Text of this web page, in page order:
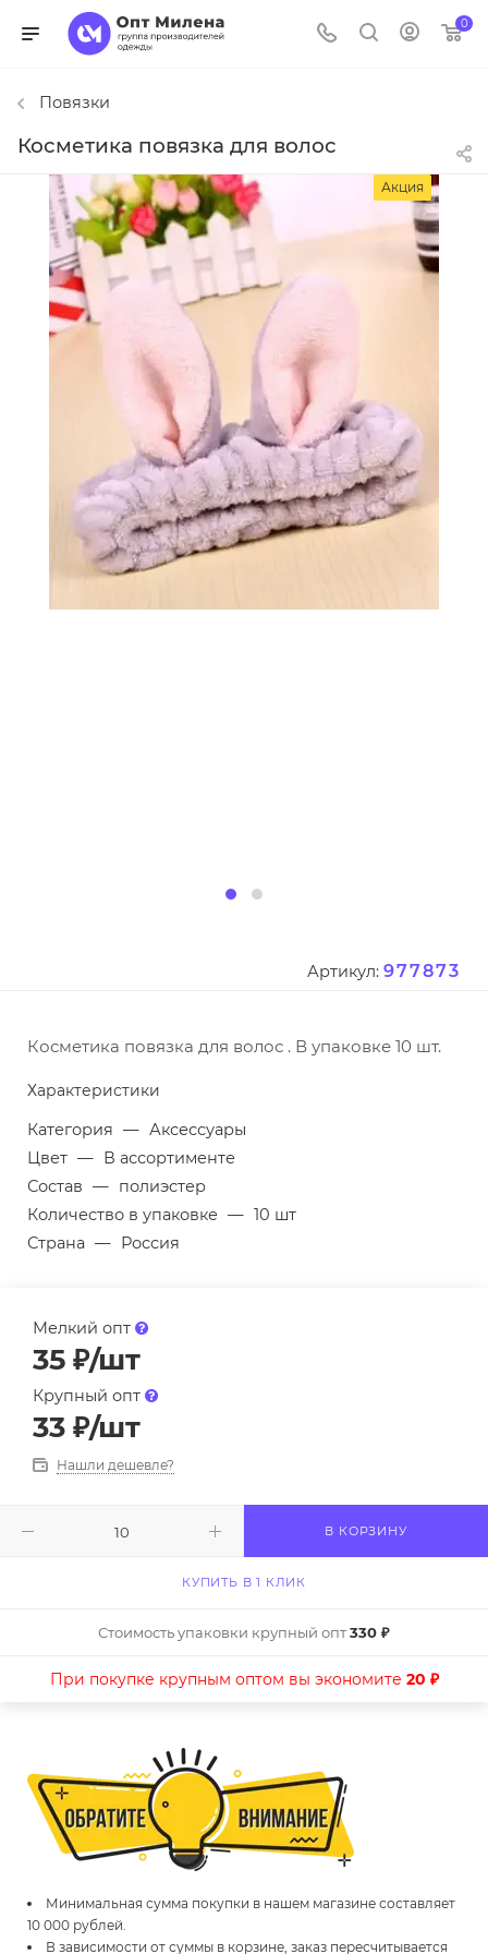
0
Повязки
Косметика повязка для волос
Акция
Артикул: 977873
Косметика повязка для волос . В упаковке 10 шт.
Характеристики
Категория — Аксессуары
Цвет — В ассортименте
Состав — полиэстер
Количество в упаковке — 10 шт
Страна — Россия
Мелкий опт
35 ₽/шт
Крупный опт
33 ₽/шт
Нашли дешевле?
В КОРЗИНУ
КУПИТЬ В 1 КЛИК
Стоимость упаковки крупный опт330 ₽
При покупке крупным оптом вы экономите 20 ₽
Минимальная сумма покупки в нашем магазине составляет
10 000 рублей.
В зависимости от суммы в корзине, заказ пересчитывается